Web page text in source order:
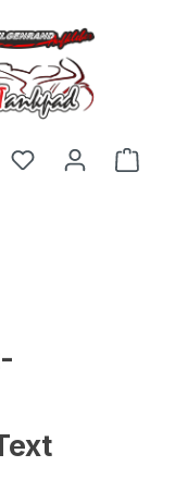
Du hast 0